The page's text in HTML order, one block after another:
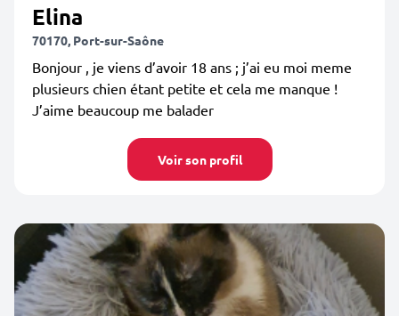
Elina
70170, Port-sur-Saône
Bonjour , je viens d’avoir 18 ans ; j’ai eu moi meme
plusieurs chien étant petite et cela me manque !
J’aime beaucoup me balader
Voir son profil